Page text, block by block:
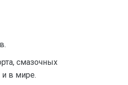
смазочных
и в мире.